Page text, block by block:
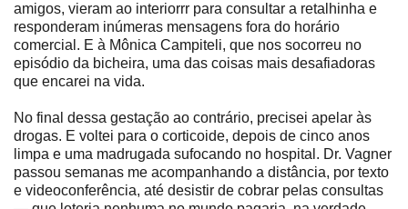
amigos, vieram ao interiorrr para consultar a retalhinha e
responderam inúmeras mensagens fora do horário
comercial. E à Mônica Campiteli, que nos socorreu no
episódio da bicheira, uma das coisas mais desafiadoras
que encarei na vida.
No final dessa gestação ao contrário, precisei apelar às
drogas. E voltei para o corticoide, depois de cinco anos
limpa e uma madrugada sufocando no hospital. Dr. Vagner
passou semanas me acompanhando a distância, por texto
e videoconferência, até desistir de cobrar pelas consultas